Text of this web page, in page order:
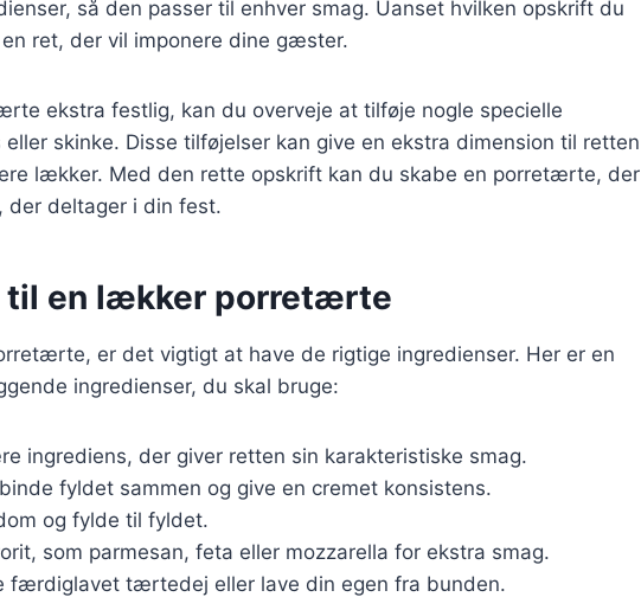
så den passer til enhver smag. Uanset hvilken opskrift du
ret, der vil imponere dine gæster.
ekstra festlig, kan du overveje at tilføje nogle specielle
skinke. Disse tilføjelser kan give en ekstra dimension til retten
lækker. Med den rette opskrift kan du skabe en porretærte, der
der deltager i din fest.
til en lækker porretærte
er det vigtigt at have de rigtige ingredienser. Her er en
ingredienser, du skal bruge:
ingrediens, der giver retten sin karakteristiske smag.
fyldet sammen og give en cremet konsistens.
og fylde til fyldet.
som parmesan, feta eller mozzarella for ekstra smag.
færdiglavet tærtedej eller lave din egen fra bunden.